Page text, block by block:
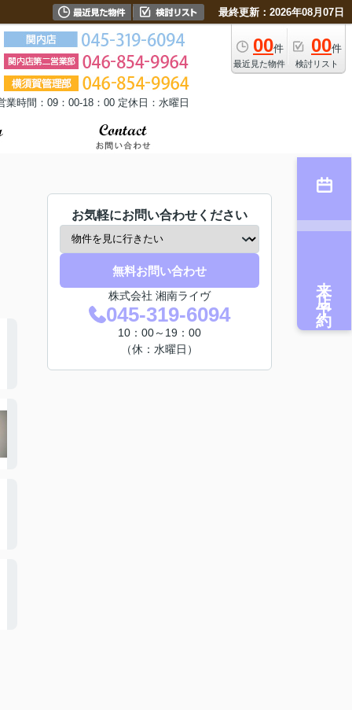
最終更新：2026年08月07日
00件
最近見た物件
00件
検討リスト
業時間：09：00-18：00 定休日：水曜日
お気軽にお問い合わせください
無料お問い合わせ
株式会社 湘南ライヴ
045-319-6094
10：00～19：00
（休：水曜日）
来店予約